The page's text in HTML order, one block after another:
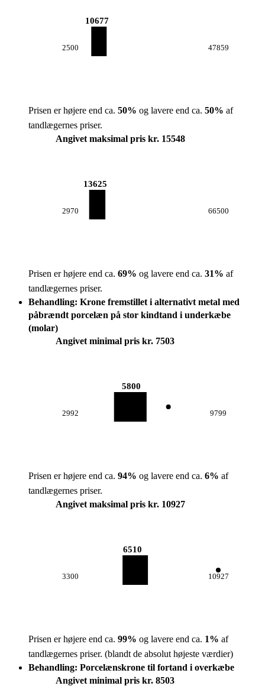
2500
10677
47859
Prisen er højere end ca. 50% og lavere end ca. 50% af
tandlægernes priser.
Angivet maksimal pris kr. 15548
2970
13625
66500
Prisen er højere end ca. 69% og lavere end ca. 31% af
tandlægernes priser.
Behandling: Krone fremstillet i alternativt metal med
påbrændt porcelæn på stor kindtand i underkæbe
(molar)
Angivet minimal pris kr. 7503
2992
5800
9799
Prisen er højere end ca. 94% og lavere end ca. 6% af
tandlægernes priser.
Angivet maksimal pris kr. 10927
3300
6510
10927
Prisen er højere end ca. 99% og lavere end ca. 1% af
tandlægernes priser. (blandt de absolut højeste værdier)
Behandling: Porcelænskrone til fortand i overkæbe
Angivet minimal pris kr. 8503